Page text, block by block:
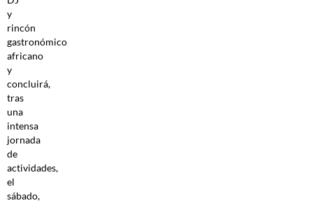
y
rincón
gastronómico
africano
y
concluirá,
tras
una
intensa
jornada
de
actividades,
el
sábado,